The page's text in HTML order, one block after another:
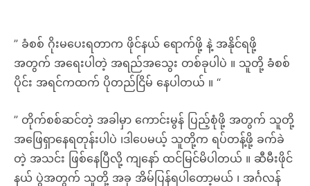
” ခံစစ် ဂိုးမပေးရတာက ဖိုင်နယ် ရောက်ဖို့ နဲ့ အနိုင်ရဖို့
အတွက် အရေးပါတဲ့ အရည်အသွေး တစ်ခုပါပဲ ။ သူတို့ ခံစစ်
ပိုင်း အရင်ကထက် ပိုတည်ငြိမ် နေပါတယ် ။ “
” တိုက်စစ်ဆင်တဲ့ အခါမှာ ကောင်းမွန် ပြည့်စုံဖို့ အတွက် သူတို့
အဖြေရှာနေရတုန်းပါပဲ ၊ဒါပေမယ့် သူတို့က ရပ်တန့်ဖို့ ခက်ခဲ
တဲ့ အသင်း ဖြစ်နေပြီလို့ ကျနော် ထင်မြင်မိပါတယ် ။ ဆီမီးဖိုင်
နယ် ပွဲအတွက် သူတို့ အခု အိမ်ပြန်ရပါတော့မယ် ၊ အင်္ဂလန်